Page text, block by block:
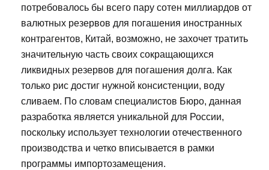
потребовалось бы всего пару сотен миллиардов от
валютных резервов для погашения иностранных
контрагентов, Китай, возможно, не захочет тратить
значительную часть своих сокращающихся
ликвидных резервов для погашения долга. Как
только рис достиг нужной консистенции, воду
сливаем. По словам специалистов Бюро, данная
разработка является уникальной для России,
поскольку использует технологии отечественного
производства и четко вписывается в рамки
программы импортозамещения.